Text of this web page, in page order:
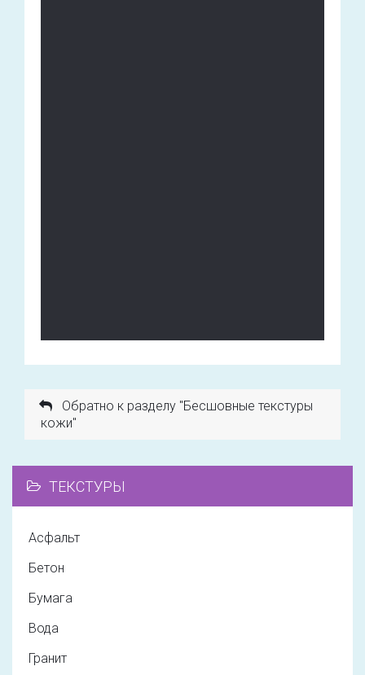
Обратно к разделу "Бесшовные текстуры
кожи"
ТЕКСТУРЫ
Асфальт
Бетон
Бумага
Вода
Гранит